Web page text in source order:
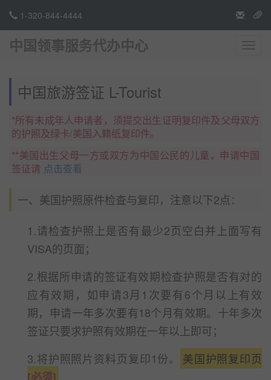
1-320-844-4444
中国领事服务代办中心
中国旅游签证 L-Tourist
*所有未成年人申请者，须提交出生证明复印件及父母双方
的护照及绿卡/美国入籍纸复印件。
**美国出生父母一方或双方为中国公民的儿童，申请中国
签证请 点击查看
一、美国护照原件检查与复印，注意以下2点：
1.请检查护照上是否有最少2页空白并上面写有
VISA的页面；
2.根据所申请的签证有效期检查护照是否有对的
应有效期，如申请3月1次要有6个月以上有效
期，申请一年多次要有18个月有效期。十年多次
签证只要求护照有效期在一年以上即可；
3.将护照照片资料页复印1份。
美国护照复印页